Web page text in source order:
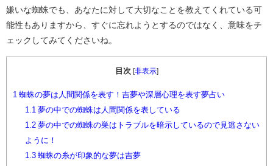
嫌いな蜘蛛でも、あなたに対して大切なことを教えてくれている可
能性もありますから、すぐに忘れようとするのではなく、意味をチ
ェックしてみてくださいね。
目次 [非表示]
1 蜘蛛の夢は人間関係を表す！吉夢や深層心理を表す夢占い
1.1 夢の中での蜘蛛は人間関係を表している
1.2夢の中での蜘蛛の巣はトラブルを暗示しているので見逃さない
ように！
1.3蜘蛛の糸が印象的な夢は吉夢